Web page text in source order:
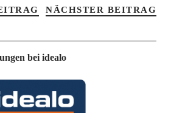
NÄCHSTER BEITRAG
bei idealo